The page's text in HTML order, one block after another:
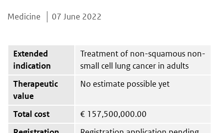
Medicine 07 June 2022
Extended
indication
Treatment of non-squamous non-
small cell lung cancer in adults
Therapeutic
value
No estimate possible yet
Total cost € 157,500,000.00